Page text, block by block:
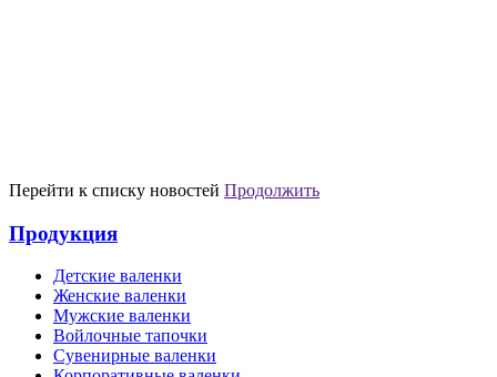
Перейти к списку новостей Продолжить
Продукция
Детские валенки
Женские валенки
Мужские валенки
Войлочные тапочки
Сувенирные валенки